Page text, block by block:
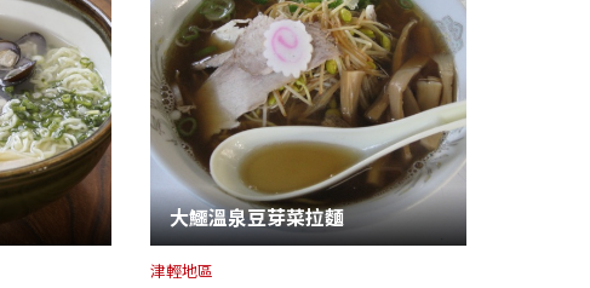
大鱷溫泉豆芽菜拉麵
津輕地區